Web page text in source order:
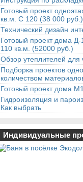
Готовый проект
кв.м. С 120 (38 000 руб.)
Технический дизайн
Готовый проект дома Д-
110 кв.м. (52000 руб.)
Обзор утеплителей для
Подборка проектов
количеством
Готовый проект дома
Гидроизоляция и
Как выбрать
Индивидуальные